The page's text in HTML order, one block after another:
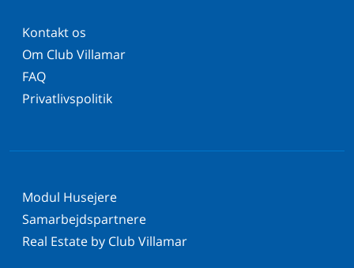
Kontakt os
Om Club Villamar
FAQ
Privatlivspolitik
Modul Husejere
Samarbejdspartnere
Real Estate by Club Villamar